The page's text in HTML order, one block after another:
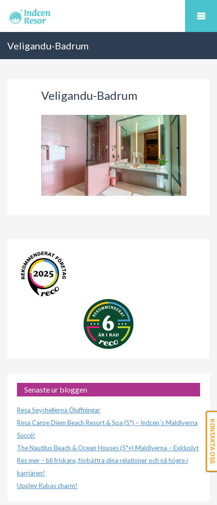
Veligandu-Badrum
Veligandu-Badrum
Senaste ur bloggen
Resa Seychellerna Öluffningar
Resa Carpe Diem Beach Resort & Spa (5*) – Indcen´s Maldiverna
Succé!
The Nautilus Beach & Ocean Houses (5*+) Maldiverna – Exklusivt
Res mer – bli friskare, förbättra dina relationer och nå högre i
karriären!
Upplev Kubas charm!
KONTAKTA OSS